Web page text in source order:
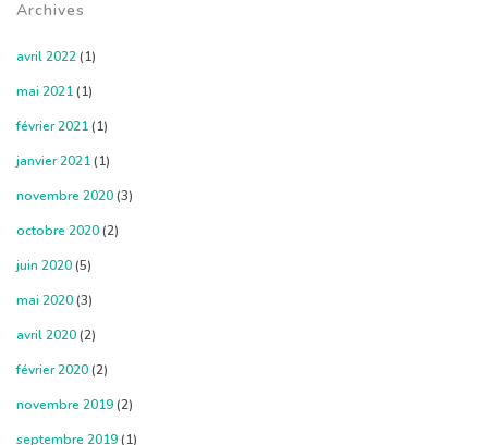
Archives
avril 2022(1)
mai 2021(1)
février 2021(1)
janvier 2021(1)
novembre 2020(3)
octobre 2020(2)
juin 2020(5)
mai 2020(3)
avril 2020(2)
février 2020(2)
novembre 2019(2)
septembre 2019(1)